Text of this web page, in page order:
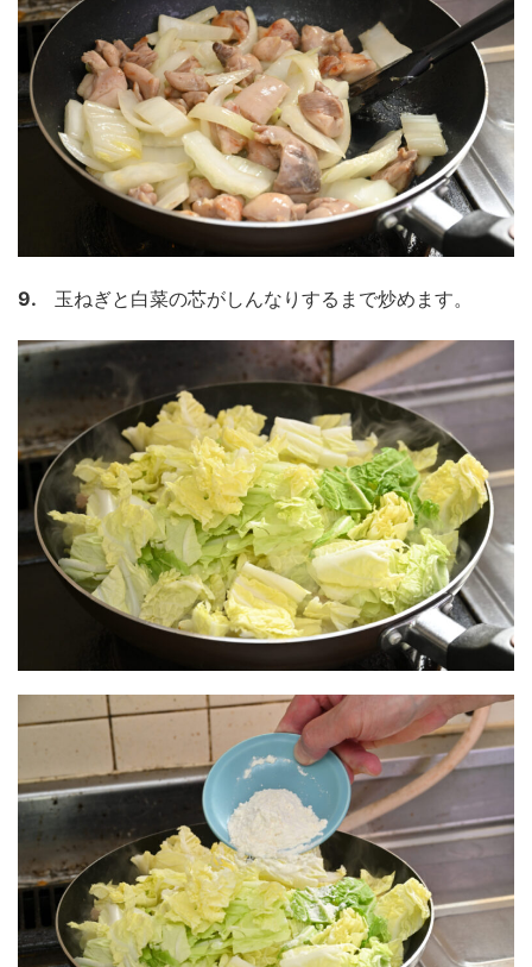
9. 玉ねぎと白菜の芯がしんなりするまで炒めます。